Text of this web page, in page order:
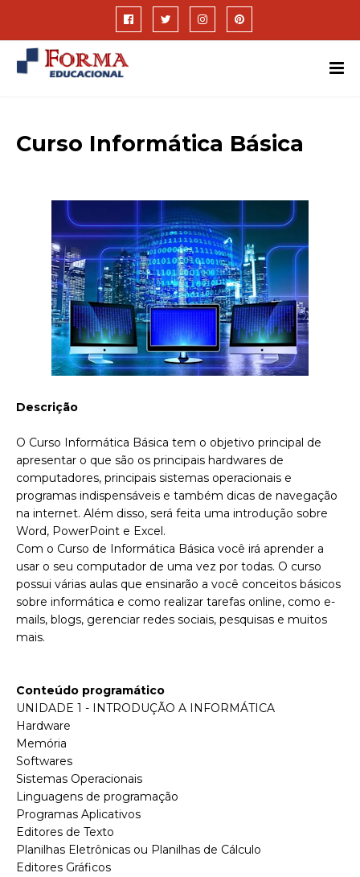
Curso Informática Básica
Descrição
O Curso Informática Básica tem o objetivo principal de
apresentar o que são os principais hardwares de
computadores, principais sistemas operacionais e
programas indispensáveis e também dicas de navegação
na internet. Além disso, será feita uma introdução sobre
Word, PowerPoint e Excel.
Com o Curso de Informática Básica você irá aprender a
usar o seu computador de uma vez por todas. O curso
possui várias aulas que ensinarão a você conceitos básicos
sobre informática e como realizar tarefas online, como e-
mails, blogs, gerenciar redes sociais, pesquisas e muitos
mais.
Conteúdo programático
UNIDADE 1 - INTRODUÇÃO A INFORMÁTICA
Hardware
Memória
Softwares
Sistemas Operacionais
Linguagens de programação
Programas Aplicativos
Editores de Texto
Planilhas Eletrônicas ou Planilhas de Cálculo
Editores Gráficos